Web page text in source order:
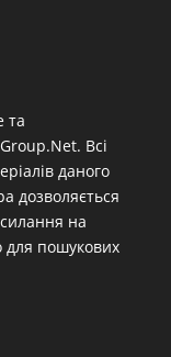
та
Всі
даного
дозволяється
на
для пошукових